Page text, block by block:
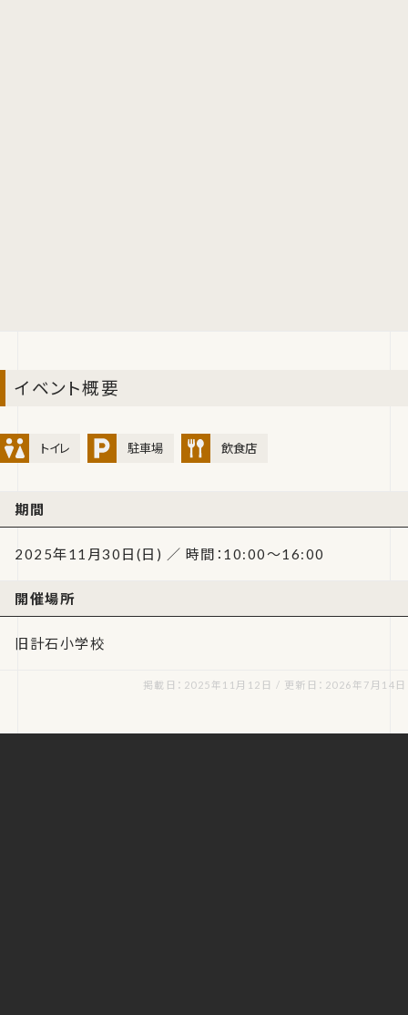
イベント概要
トイレ 駐車場 飲食店
期間
2025年11月30日(日) ／ 時間：10:00～16:00
開催場所
旧計石小学校
掲載日：2025年11月12日 / 更新日：2026年7月14日